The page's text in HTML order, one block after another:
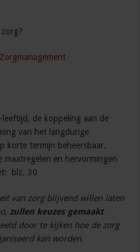
de koppeling aan de
van het langdurige
korte termijn beheersbaar.
maatregelen en hervormingen
blz. 30
van zorg blijvend willen laten
zullen keuzes gemaakt
door te kijken hoe de zorg
kan worden.